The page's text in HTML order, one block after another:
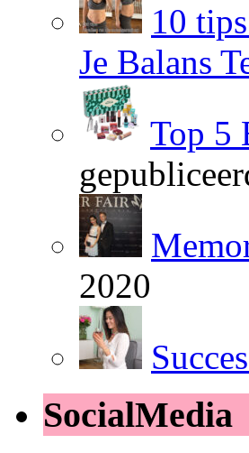
10
Je Balans
Top 5
2020
SocialMedia